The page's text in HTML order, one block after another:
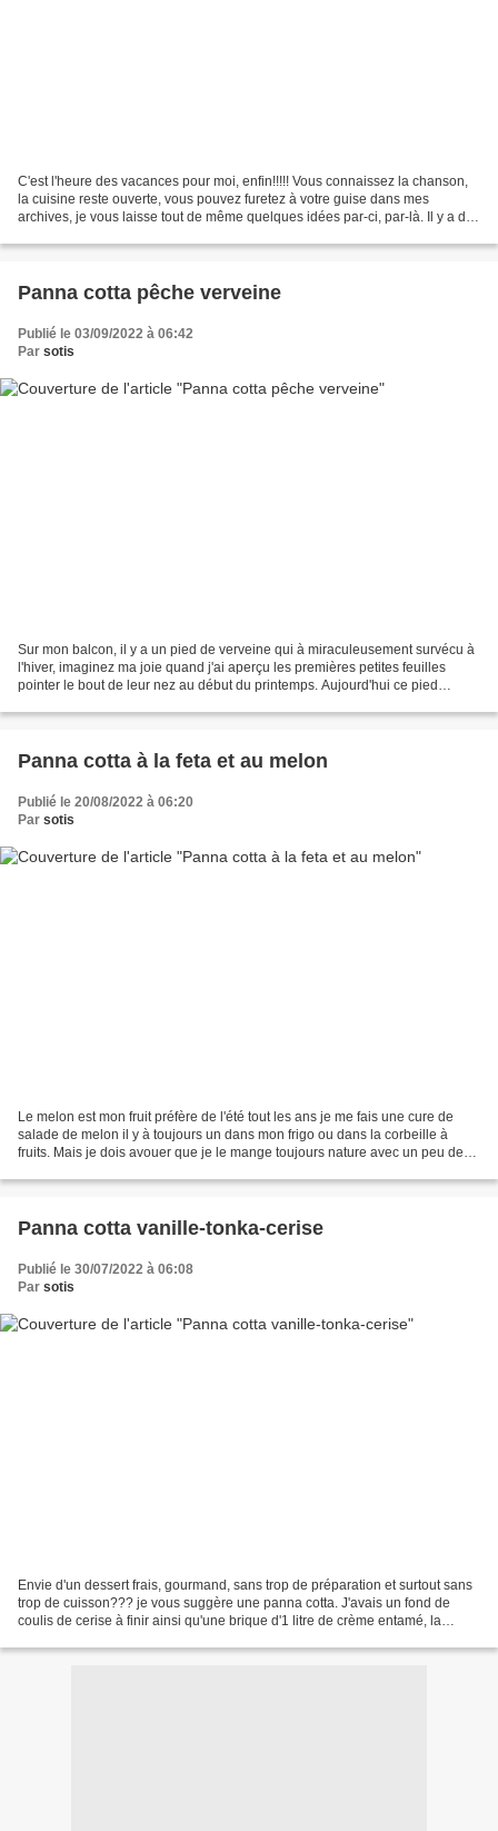
C'est l'heure des vacances pour moi, enfin!!!!! Vous connaissez la chanson,
la cuisine reste ouverte, vous pouvez furetez à votre guise dans mes
archives, je vous laisse tout de même quelques idées par-ci, par-là. Il y a des
Panna cotta pêche verveine
Publié le 03/09/2022 à 06:42
Par sotis
Sur mon balcon, il y a un pied de verveine qui à miraculeusement survécu à
l'hiver, imaginez ma joie quand j'ai aperçu les premières petites feuilles
pointer le bout de leur nez au début du printemps. Aujourd'hui ce pied
Panna cotta à la feta et au melon
Publié le 20/08/2022 à 06:20
Par sotis
Le melon est mon fruit préfère de l'été tout les ans je me fais une cure de
salade de melon il y à toujours un dans mon frigo ou dans la corbeille à
fruits. Mais je dois avouer que je le mange toujours nature avec un peu de
Panna cotta vanille-tonka-cerise
Publié le 30/07/2022 à 06:08
Par sotis
Envie d'un dessert frais, gourmand, sans trop de préparation et surtout sans
trop de cuisson??? je vous suggère une panna cotta. J'avais un fond de
coulis de cerise à finir ainsi qu'une brique d'1 litre de crème entamé, la